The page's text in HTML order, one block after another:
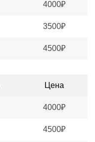
4000₽
3500₽
4500₽
Цена
4000₽
4500₽